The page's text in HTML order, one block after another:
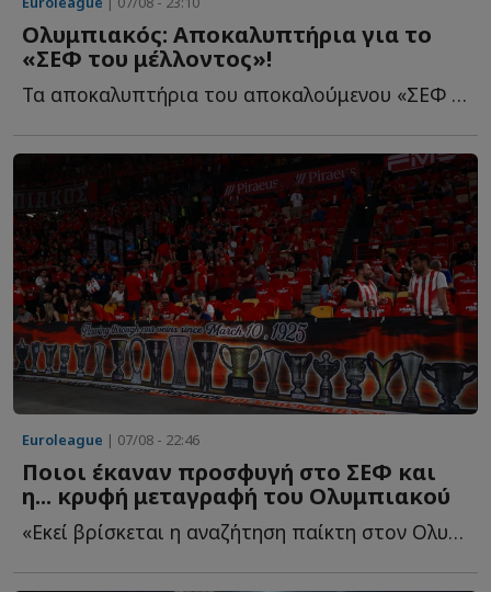
Ολυμπιακός: Αποκαλυπτήρια για το
«ΣΕΦ του μέλλοντος»!
Τα αποκαλυπτήρια του αποκαλούμενου «ΣΕΦ του μέλλοντος» θ...
Euroleague | 07/08 - 22:46
Ποιοι έκαναν προσφυγή στο ΣΕΦ και
η... κρυφή μεταγραφή του Ολυμπιακού
«Εκεί βρίσκεται η αναζήτηση παίκτη στον Ολυμπιακό - ...